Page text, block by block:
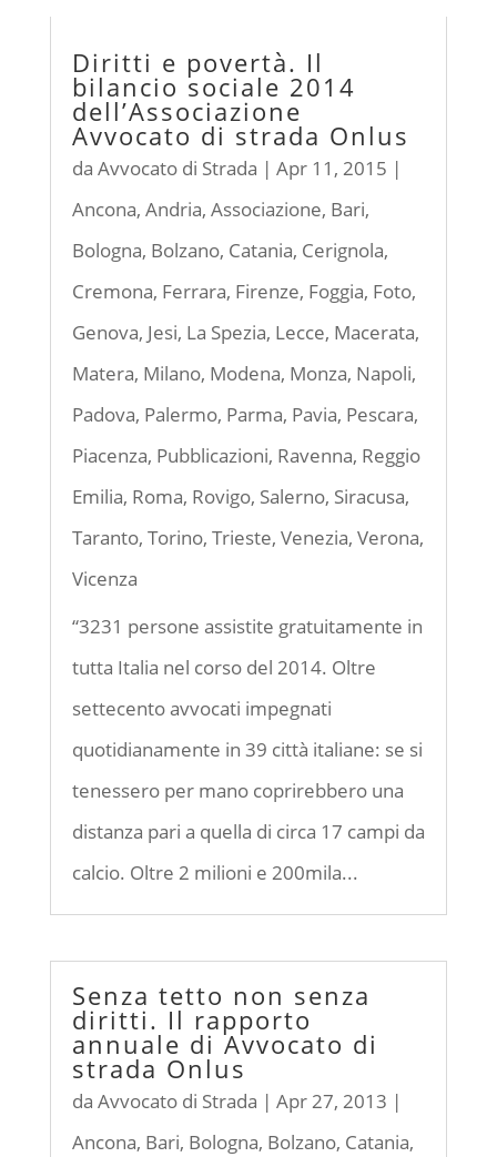
Diritti e povertà. Il
bilancio sociale 2014
dell’Associazione
Avvocato di strada Onlus
da Avvocato di Strada | Apr 11, 2015 |
Ancona, Andria, Associazione, Bari,
Bologna, Bolzano, Catania, Cerignola,
Cremona, Ferrara, Firenze, Foggia, Foto,
Genova, Jesi, La Spezia, Lecce, Macerata,
Matera, Milano, Modena, Monza, Napoli,
Padova, Palermo, Parma, Pavia, Pescara,
Piacenza, Pubblicazioni, Ravenna, Reggio
Emilia, Roma, Rovigo, Salerno, Siracusa,
Taranto, Torino, Trieste, Venezia, Verona,
Vicenza
“3231 persone assistite gratuitamente in
tutta Italia nel corso del 2014. Oltre
settecento avvocati impegnati
quotidianamente in 39 città italiane: se si
tenessero per mano coprirebbero una
distanza pari a quella di circa 17 campi da
calcio. Oltre 2 milioni e 200mila...
Senza tetto non senza
diritti. Il rapporto
annuale di Avvocato di
strada Onlus
da Avvocato di Strada | Apr 27, 2013 |
Ancona, Bari, Bologna, Bolzano, Catania,